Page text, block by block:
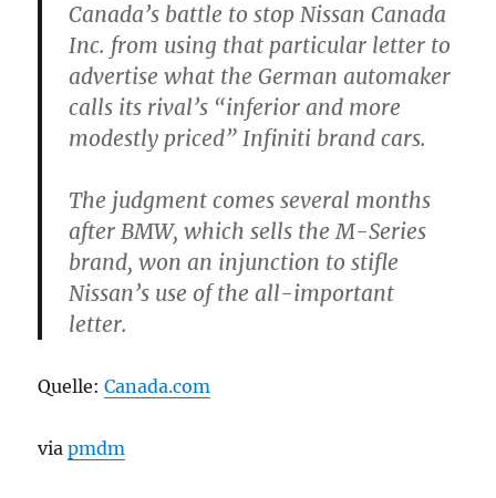
Canada’s battle to stop Nissan Canada
Inc. from using that particular letter to
advertise what the German automaker
calls its rival’s “inferior and more
modestly priced” Infiniti brand cars.
The judgment comes several months
after BMW, which sells the M-Series
brand, won an injunction to stifle
Nissan’s use of the all-important
letter.
Quelle:Canada.com
viapmdm